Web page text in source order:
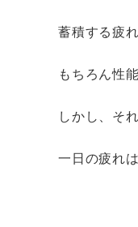
蓄積する疲
もちろん性
しかし、そ
一日の疲れ